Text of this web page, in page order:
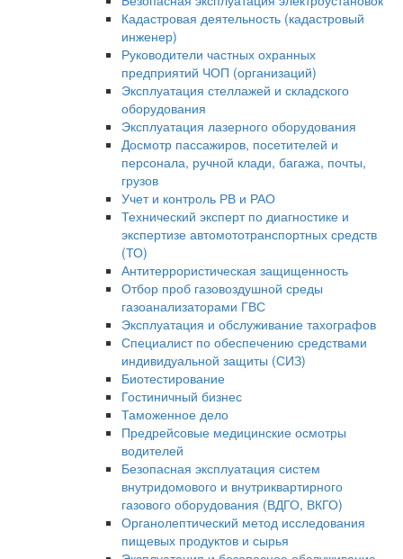
Кадастровая деятельность (кадастровый
инженер)
Руководители частных охранных
предприятий ЧОП (организаций)
Эксплуатация стеллажей и складского
оборудования
Эксплуатация лазерного оборудования
Досмотр пассажиров, посетителей и
персонала, ручной клади, багажа, почты,
грузов
Учет и контроль РВ и РАО
Технический эксперт по диагностике и
экспертизе автомототранспортных средств
(ТО)
Антитеррористическая защищенность
Отбор проб газовоздушной среды
газоанализаторами ГВС
Эксплуатация и обслуживание тахографов
Специалист по обеспечению средствами
индивидуальной защиты (СИЗ)
Биотестирование
Гостиничный бизнес
Таможенное дело
Предрейсовые медицинские осмотры
водителей
Безопасная эксплуатация систем
внутридомового и внутриквартирного
газового оборудования (ВДГО, ВКГО)
Органолептический метод исследования
пищевых продуктов и сырья